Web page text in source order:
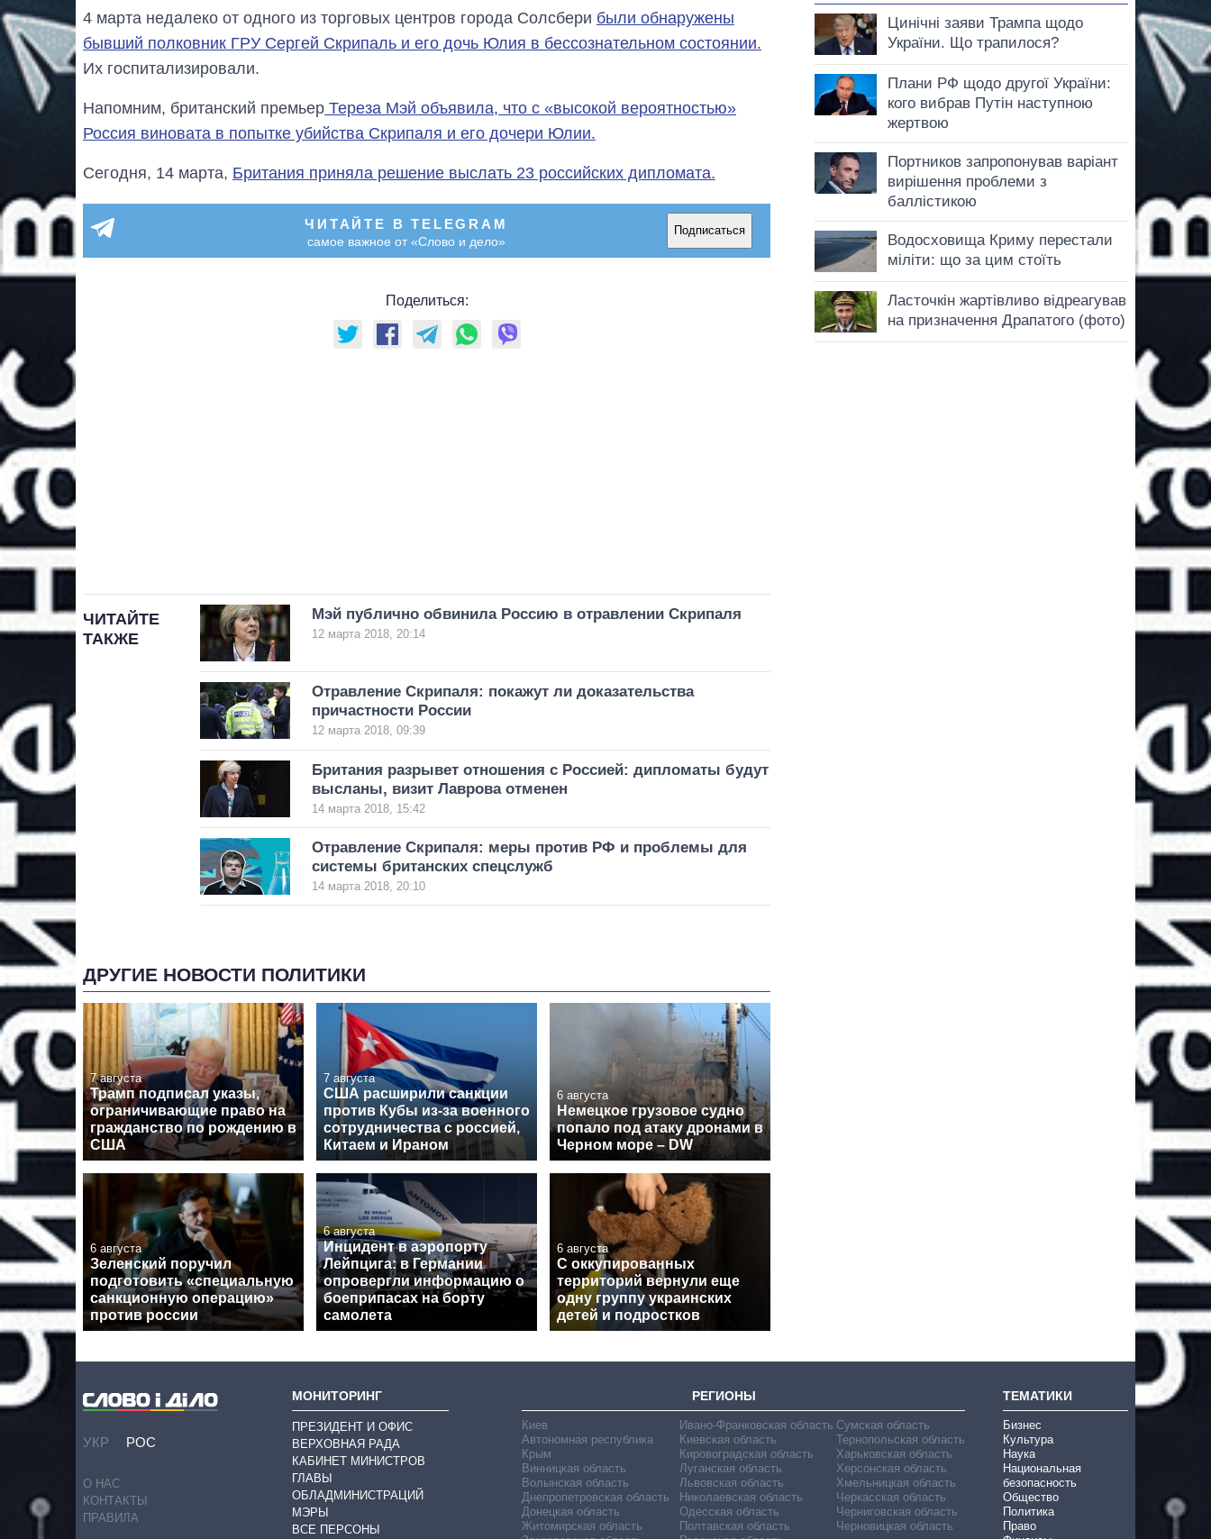
4 марта недалеко от одного из торговых центров города Солсбери были обнаружены
бывший полковник ГРУ Сергей Скрипаль и его дочь Юлия в бессознательном состоянии.
Их госпитализировали.
Напомним, британский премьер Тереза ​​Мэй объявила, что с «высокой вероятностью»
Россия виновата в попытке убийства Скрипаля и его дочери Юлии.
Сегодня, 14 марта, Британия приняла решение выслать 23 российских дипломата.
ЧИТАЙТЕ В TELEGRAM
самое важное от «Слово и дело»
Подписаться
Поделиться:
ЧИТАЙТЕ
ТАКЖЕ
Мэй публично обвинила Россию в отравлении Скрипаля
12 марта 2018, 20:14
Отравление Скрипаля: покажут ли доказательства
причастности России
12 марта 2018, 09:39
Британия разрывет отношения с Россией: дипломаты будут
высланы, визит Лаврова отменен
14 марта 2018, 15:42
Отравление Скрипаля: меры против РФ и проблемы для
системы британских спецслужб
14 марта 2018, 20:10
ДРУГИЕ НОВОСТИ ПОЛИТИКИ
7 августа
Трамп подписал указы,
ограничивающие право на
гражданство по рождению в
США
7 августа
США расширили санкции
против Кубы из-за военного
сотрудничества с россией,
Китаем и Ираном
6 августа
Немецкое грузовое судно
попало под атаку дронами в
Черном море – DW
6 августа
Зеленский поручил
подготовить «специальную
санкционную операцию»
против россии
6 августа
Инцидент в аэропорту
Лейпцига: в Германии
опровергли информацию о
боеприпасах на борту
самолета
6 августа
С оккупированных
территорий вернули еще
одну группу украинских
детей и подростков
УКР РОС
О НАС
КОНТАКТЫ
ПРАВИЛА
МОНИТОРИНГ
ПРЕЗИДЕНТ И ОФИС
ВЕРХОВНАЯ РАДА
КАБИНЕТ МИНИСТРОВ
ГЛАВЫ
ОБЛАДМИНИСТРАЦИЙ
МЭРЫ
ВСЕ ПЕРСОНЫ
РЕГИОНЫ
Киев
Автономная республика
Крым
Винницкая область
Волынская область
Днепропетровская область
Донецкая область
Житомирская область
Ивано-Франковская область
Киевская область
Кировоградская область
Луганская область
Львовская область
Николаевская область
Одесская область
Полтавская область
Сумская область
Тернопольская область
Харьковская область
Херсонская область
Хмельницкая область
Черкасская область
Черниговская область
Черновицкая область
ТЕМАТИКИ
Бизнес
Культура
Наука
Национальная
безопасность
Общество
Политика
Право